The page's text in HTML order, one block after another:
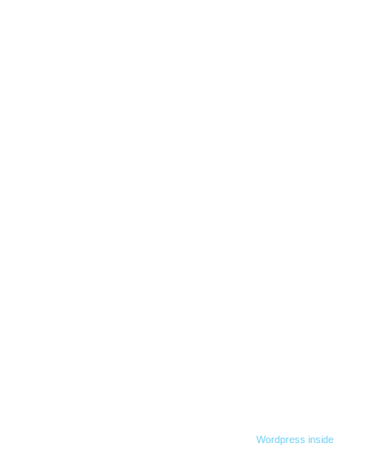
Wordpress inside